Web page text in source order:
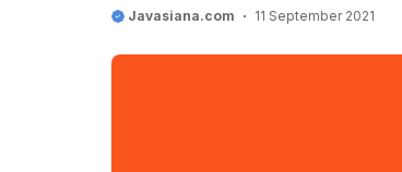
Javasiana.com 11 September 2021